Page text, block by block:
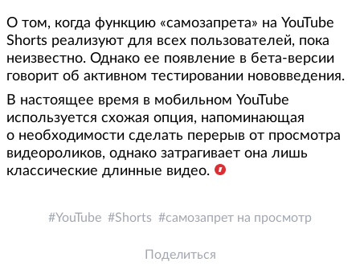
О том, когда функцию «самозапрета» на YouTube
Shorts реализуют для всех пользователей, пока
неизвестно. Однако ее появление в бета-версии
говорит об активном тестировании нововведения.
В настоящее время в мобильном YouTube
используется схожая опция, напоминающая
о необходимости сделать перерыв от просмотра
видеороликов, однако затрагивает она лишь
классические длинные видео.
YouTube Shorts самозапрет на просмотр
Поделиться